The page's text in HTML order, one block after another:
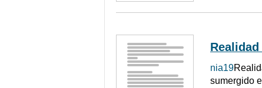
nia19
sumergido